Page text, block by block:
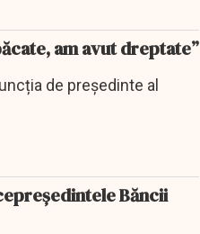
am avut dreptate”
de președinte al
Băncii